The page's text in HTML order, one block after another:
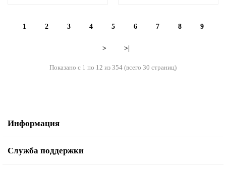
1 2 3 4 5 6 7 8 9
> >|
Показано с 1 по 12 из 354 (всего 30 страниц)
Информация
Служба поддержки